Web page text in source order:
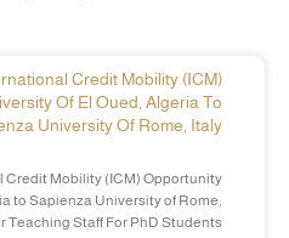
Credit Mobility (ICM)
Of El Oued, Algeria To
University Of Rome, Italy
Credit Mobility (ICM) Opportunity
to Sapienza University of Rome,
Teaching Staff For PhD Students